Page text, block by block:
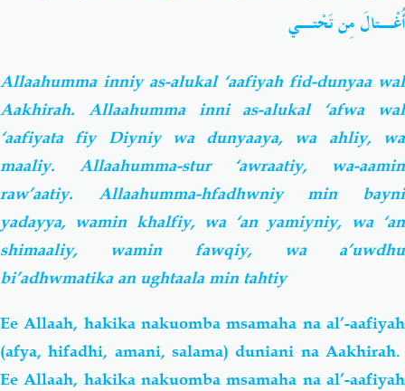
أُغْـتالَ مِن تَحْتـي
Allaahumma inniy as-alukal ‘aafiyah fid-dunyaa wal
Aakhirah. Allaahumma inni as-alukal ‘afwa wal
‘aafiyata fiy Diyniy wa dunyaaya, wa ahliy, wa
maaliy. Allaahumma-stur ‘awraatiy, wa-aamin
raw’aatiy. Allaahumma-hfadhwniy min bayni
yadayya, wamin khalfiy, wa ‘an yamiyniy, wa ‘an
shimaaliy, wamin fawqiy, wa a’uwdhu
bi’adhwmatika an ughtaala min tahtiy
Ee Allaah, hakika nakuomba msamaha na al’-aafiyah
(afya, hifadhi, amani, salama) duniani na Aakhirah.
Ee Allaah, hakika nakuomba msamaha na al’-aafiyah